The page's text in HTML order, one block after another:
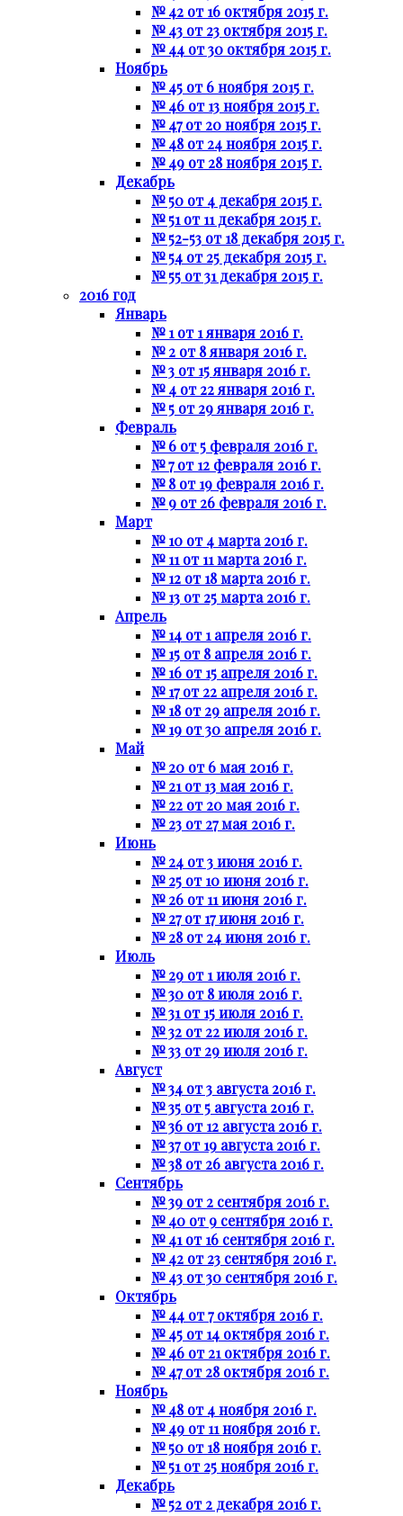
№ 42 от 16 октября 2015 г.
№ 43 от 23 октября 2015 г.
№ 44 от 30 октября 2015 г.
Ноябрь
№ 45 от 6 ноября 2015 г.
№ 46 от 13 ноября 2015 г.
№ 47 от 20 ноября 2015 г.
№ 48 от 24 ноября 2015 г.
№ 49 от 28 ноября 2015 г.
Декабрь
№ 50 от 4 декабря 2015 г.
№ 51 от 11 декабря 2015 г.
№ 52-53 от 18 декабря 2015 г.
№ 54 от 25 декабря 2015 г.
№ 55 от 31 декабря 2015 г.
2016 год
Январь
№ 1 от 1 января 2016 г.
№ 2 от 8 января 2016 г.
№ 3 от 15 января 2016 г.
№ 4 от 22 января 2016 г.
№ 5 от 29 января 2016 г.
Февраль
№ 6 от 5 февраля 2016 г.
№ 7 от 12 февраля 2016 г.
№ 8 от 19 февраля 2016 г.
№ 9 от 26 февраля 2016 г.
Март
№ 10 от 4 марта 2016 г.
№ 11 от 11 марта 2016 г.
№ 12 от 18 марта 2016 г.
№ 13 от 25 марта 2016 г.
Апрель
№ 14 от 1 апреля 2016 г.
№ 15 от 8 апреля 2016 г.
№ 16 от 15 апреля 2016 г.
№ 17 от 22 апреля 2016 г.
№ 18 от 29 апреля 2016 г.
№ 19 от 30 апреля 2016 г.
Май
№ 20 от 6 мая 2016 г.
№ 21 от 13 мая 2016 г.
№ 22 от 20 мая 2016 г.
№ 23 от 27 мая 2016 г.
Июнь
№ 24 от 3 июня 2016 г.
№ 25 от 10 июня 2016 г.
№ 26 от 11 июня 2016 г.
№ 27 от 17 июня 2016 г.
№ 28 от 24 июня 2016 г.
Июль
№ 29 от 1 июля 2016 г.
№ 30 от 8 июля 2016 г.
№ 31 от 15 июля 2016 г.
№ 32 от 22 июля 2016 г.
№ 33 от 29 июля 2016 г.
Август
№ 34 от 3 августа 2016 г.
№ 35 от 5 августа 2016 г.
№ 36 от 12 августа 2016 г.
№ 37 от 19 августа 2016 г.
№ 38 от 26 августа 2016 г.
Сентябрь
№ 39 от 2 сентября 2016 г.
№ 40 от 9 сентября 2016 г.
№ 41 от 16 сентября 2016 г.
№ 42 от 23 сентября 2016 г.
№ 43 от 30 сентября 2016 г.
Октябрь
№ 44 от 7 октября 2016 г.
№ 45 от 14 октября 2016 г.
№ 46 от 21 октября 2016 г.
№ 47 от 28 октября 2016 г.
Ноябрь
№ 48 от 4 ноября 2016 г.
№ 49 от 11 ноября 2016 г.
№ 50 от 18 ноября 2016 г.
№ 51 от 25 ноября 2016 г.
Декабрь
№ 52 от 2 декабря 2016 г.